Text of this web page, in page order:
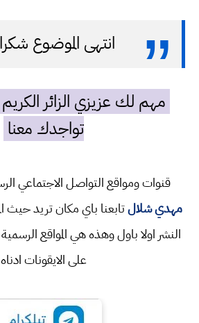
انتهى الموضوع
مهم لك عزيزي الزائر
تواجدك معنا
قنوات ومواقع التواصل الاجتماعي
مهدي شلالتابعنا باي مكان تريد حيث
النشر اولا باول وهذه هي المواقع
على الايقونات ادناه